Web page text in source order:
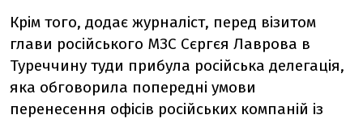
Крім того, додає журналіст, перед візитом
глави російського МЗС Сєргєя Лаврова в
Туреччину туди прибула російська делегація,
яка обговорила попередні умови
перенесення офісів російських компаній із